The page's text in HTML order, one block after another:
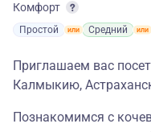
Комфорт
Простой Средний
Приглашаем вас
Калмыкию,
Познакомимся с